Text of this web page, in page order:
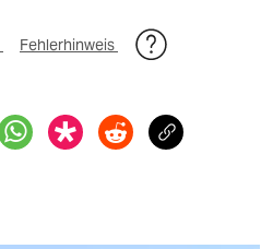
Fehlerhinweis